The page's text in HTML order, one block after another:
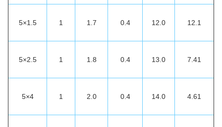
5×1.5 1 1.7 0.4 12.0 12.1
5×2.5 1 1.8 0.4 13.0 7.41
5×4 1 2.0 0.4 14.0 4.61